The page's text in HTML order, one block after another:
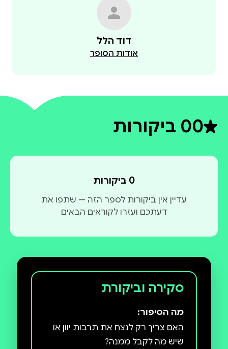
דוד הלל
אודות הסופר
0דירוג ממוצע 0 מתוך 5
0 ביקורות
0 ביקורות
עדיין אין ביקורות לספר הזה — שתפו את
דעתכם ועזרו לקוראים הבאים
סקירה וביקורת
מה הסיפור:
האם צריך רק לנצח את תרבות יוון או